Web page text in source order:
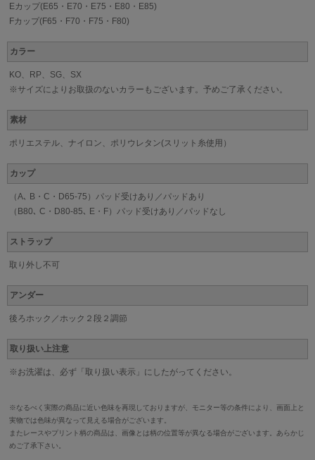
Eカップ(E65・E70・E75・E80・E85)
Fカップ(F65・F70・F75・F80)
カラー
KO、RP、SG、SX
※サイズによりお取扱のないカラーもございます。予めご了承ください。
素材
ポリエステル、ナイロン、ポリウレタン(スリット糸使用）
カップ
（A､ B・C・D65-75）パッド受けあり／パッドあり
（B80､ C・D80-85､ E・F）パッド受けあり／パッドなし
ストラップ
取り外し不可
アンダー
後ろホック／ホック２段２調節
取り扱い上注意
※お洗濯は、必ず「取り扱い表示」にしたがってください。
※なるべく実際の商品に近い色味を再現しておりますが、モニター等の条件により、画面上と
実物では色味が異なって見える場合がございます。
またレースやプリント柄の商品は、画像とは柄の位置等が異なる場合がございます。あらかじ
めご了承下さい。